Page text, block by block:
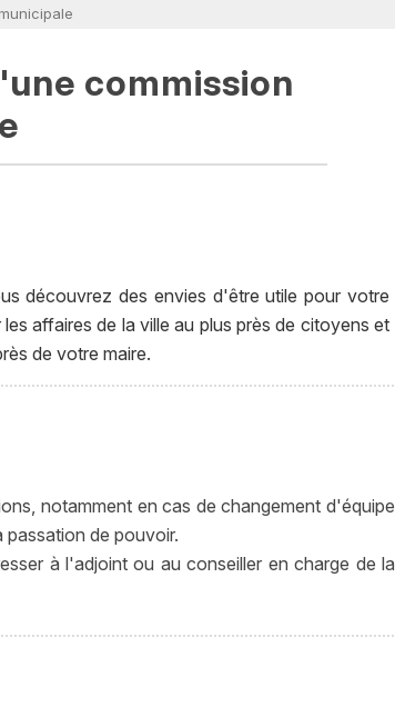
commission
découvrez des envies d'être utile pour votre
affaires de la ville au plus près de citoyens et
de votre maire.
notamment en cas de changement d'équipe
passation de pouvoir.
à l'adjoint ou au conseiller en charge de la